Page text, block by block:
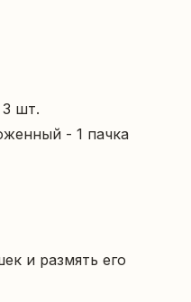
шт.
- 1 пачка
и размять его